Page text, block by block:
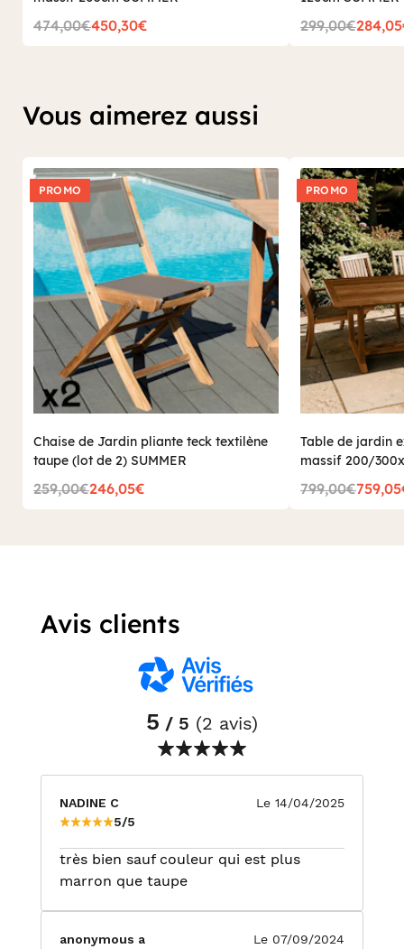
474,00€450,30€ 299,00€
Vous aimerez aussi
PROMO
Chaise de Jardin pliante teck textilène
taupe (lot de 2) SUMMER
259,00€246,05€
PROMO
Table de jardin
massif 200/
799,00€
Avis clients
5 / 5 (2 avis)
NADINE C
5/5
Le 14/04/2025
très bien sauf couleur qui est plus
marron que taupe
anonymous a
Le 07/09/2024